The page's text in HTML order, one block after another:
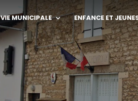
VIE MUNICIPALE ENFANCE ET